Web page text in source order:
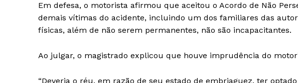
Em defesa, o motorista afirmou que aceitou o Acordo de Não
demais vítimas do acidente, incluindo um dos familiares das
físicas, além de não serem permanentes, não são incapacitantes.
Ao julgar, o magistrado explicou que houve imprudência do
“Deveria o réu, em razão de seu estado de embriaguez, ter